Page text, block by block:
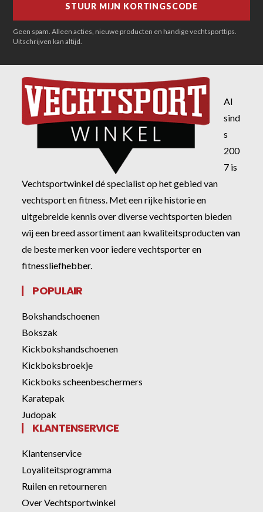
Geen spam. Alleen acties, nieuwe producten en handige vechtsporttips.
Uitschrijven kan altijd.
Al
sind
s
200
7 is
Vechtsportwinkel dé specialist op het gebied van
vechtsport en fitness. Met een rijke historie en
uitgebreide kennis over diverse vechtsporten bieden
wij een breed assortiment aan kwaliteitsproducten van
de beste merken voor iedere vechtsporter en
fitnessliefhebber.
POPULAIR
Bokshandschoenen
Bokszak
Kickbokshandschoenen
Kickboksbroekje
Kickboks scheenbeschermers
Karatepak
Judopak
KLANTENSERVICE
Klantenservice
Loyaliteitsprogramma
Ruilen en retourneren
Over Vechtsportwinkel